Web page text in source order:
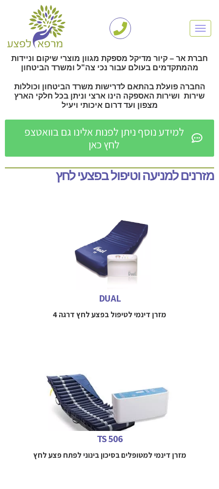
TOGGLE NAVIGATION
חברת אר – קיור מדיקל מספקת מגוון מוצרי שיקום וניידות
מהמתקדמים בעולם עבור נכי צה"ל ומשרד הביטחון
החברה פועלת בהתאם לדרישות משרד הביטחון וכוללות
שירות ושירות האספקה הינו ארצי וניתן בכל חלקי הארץ
מצפון ועד דרום איכותי ויעיל
למידע נוסף ניתן לפנות אלינו גם בוואטצפ
לחץ כאן
מזרנים למניעה וטיפול בפצעי לחץ
DUAL
מזרן דינמי לטיפול בפצע לחץ דרגה 4
כולל יעילות קלינית מוכחת
למידע נוסף חייגו
TS 506
מזרן דינמי למטופלים בסיכון בינוני לפתח פצע לחץ
מזרן דינמי למניעה וטיפול בפצעי לחץ בשכיבה עד דרגה 4 כולל
למידע נוסף חייגו
052-3114712